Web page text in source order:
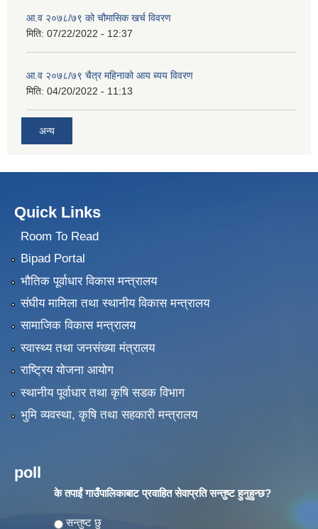
आ.व २०७८/७९ को चौमासिक खर्च विवरण
मिति: 07/22/2022 - 12:37
आ.व २०७८/७९ चैत्र महिनाको आय ब्यय विवरण
मिति: 04/20/2022 - 11:13
अन्य
Quick Links
Room To Read
Bipad Portal
भौतिक पूर्वाधार विकास मन्त्रालय
संघीय मामिला तथा स्थानीय विकास मन्त्रालय
सामाजिक विकास मन्त्रालय
स्वास्थ्य तथा जनसंख्या मंत्रालय
राष्ट्रिय योजना आयोग
स्थानीय पूर्वाधार तथा कृषि सडक विभाग
भुमि व्यवस्था, कृषि तथा सहकारी मन्त्रालय
poll
के तपाईं गाउँपालिकाबाट प्रवाहित सेवाप्रति सन्तुष्ट हुनुहुन्छ?
Choices
सन्तुष्ट छु